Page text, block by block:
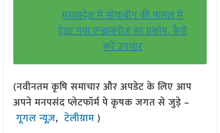
मध्यप्रदेश में सोयाबीन की फसल में
देखा गया एन्थ्राक्नोज का प्रकोप, कैसे
करें उपचार
(नवीनतम कृषि समाचार और अपडेट के लिए आप
अपने मनपसंद प्लेटफॉर्म पे कृषक जगत से जुड़े –
गूगल न्यूज़,टेलीग्राम )